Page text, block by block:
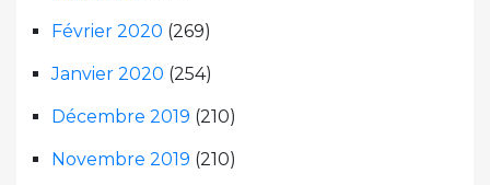
Février 2020 (269)
Janvier 2020 (254)
Décembre 2019 (210)
Novembre 2019 (210)